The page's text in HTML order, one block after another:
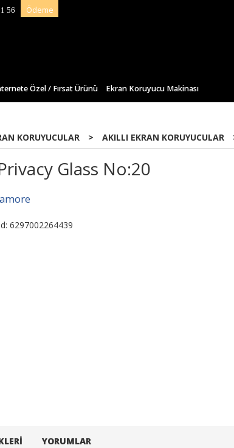
56 Ödeme
Özel / Fırsat Ürünü Ekran Koruyucu Makinası
KORUYUCULAR > AKILLI EKRAN KORUYUCULAR
Glass No:20
6297002264439
YORUMLAR